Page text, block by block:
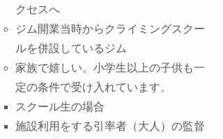
クセスへ
ジム開業当時からクライミングスクー
ルを併設しているジム
家族で嬉しい。小学生以上の子供も一
定の条件で受け入れています。
スクール生の場合
施設利用をする引率者（大人）の監督